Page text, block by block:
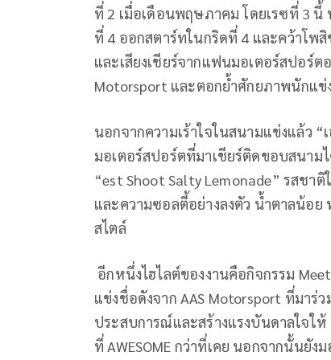
ที่ 2 เมื่อเดือนพฤษภาคม โดยเรซที่ 3 นี้
ที่ 4 ออกสตาร์ทในกริดที่ 4 และคว้าโพ
และเสียงเชียร์จากแฟนมอเตอร์สปอร์
Motorsport และตอกย้ำศักยภาพนักแข่
นอกจากความเร้าใจในสนามแข่งแล้ว
มอเตอร์สปอร์ตที่มาเชียร์ติดขอบสนา
“est Shoot Salty Lemonade” รสชาติ
และความซอลตี้อย่างลงตัว น้ำตาลน้อ
สไตล์
อีกหนึ่งไฮไลต์ของงานคือกิจกรรม
แข่งชื่อดังจาก AAS Motorsport ที่มาร่ว
ประสบการณ์และสร้างแรงบันดาลใจให้
ที่AWESOME กว่าที่เคย นอกจากนั้นยัง